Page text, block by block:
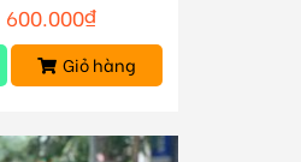
600.000₫
Giỏ hàng